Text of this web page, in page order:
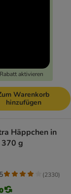
aktivieren
Warenkorb
hinzufügen
Häppchen in
370 g
(2330)